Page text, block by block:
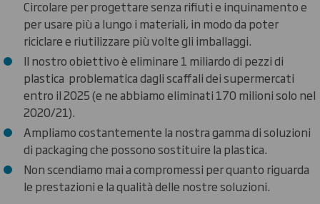
Circolare per progettare senza rifiuti e inquinamento e
per usare più a lungo i materiali, in modo da poter
riciclare e riutilizzare più volte gli imballaggi.
Il nostro obiettivo è eliminare 1 miliardo di pezzi di
plastica problematica dagli scaffali dei supermercati
entro il 2025 (e ne abbiamo eliminati 170 milioni solo nel
2020/21).
Ampliamo costantemente la nostra gamma di soluzioni
di packaging che possono sostituire la plastica.
Non scendiamo mai a compromessi per quanto riguarda
le prestazioni e la qualità delle nostre soluzioni.